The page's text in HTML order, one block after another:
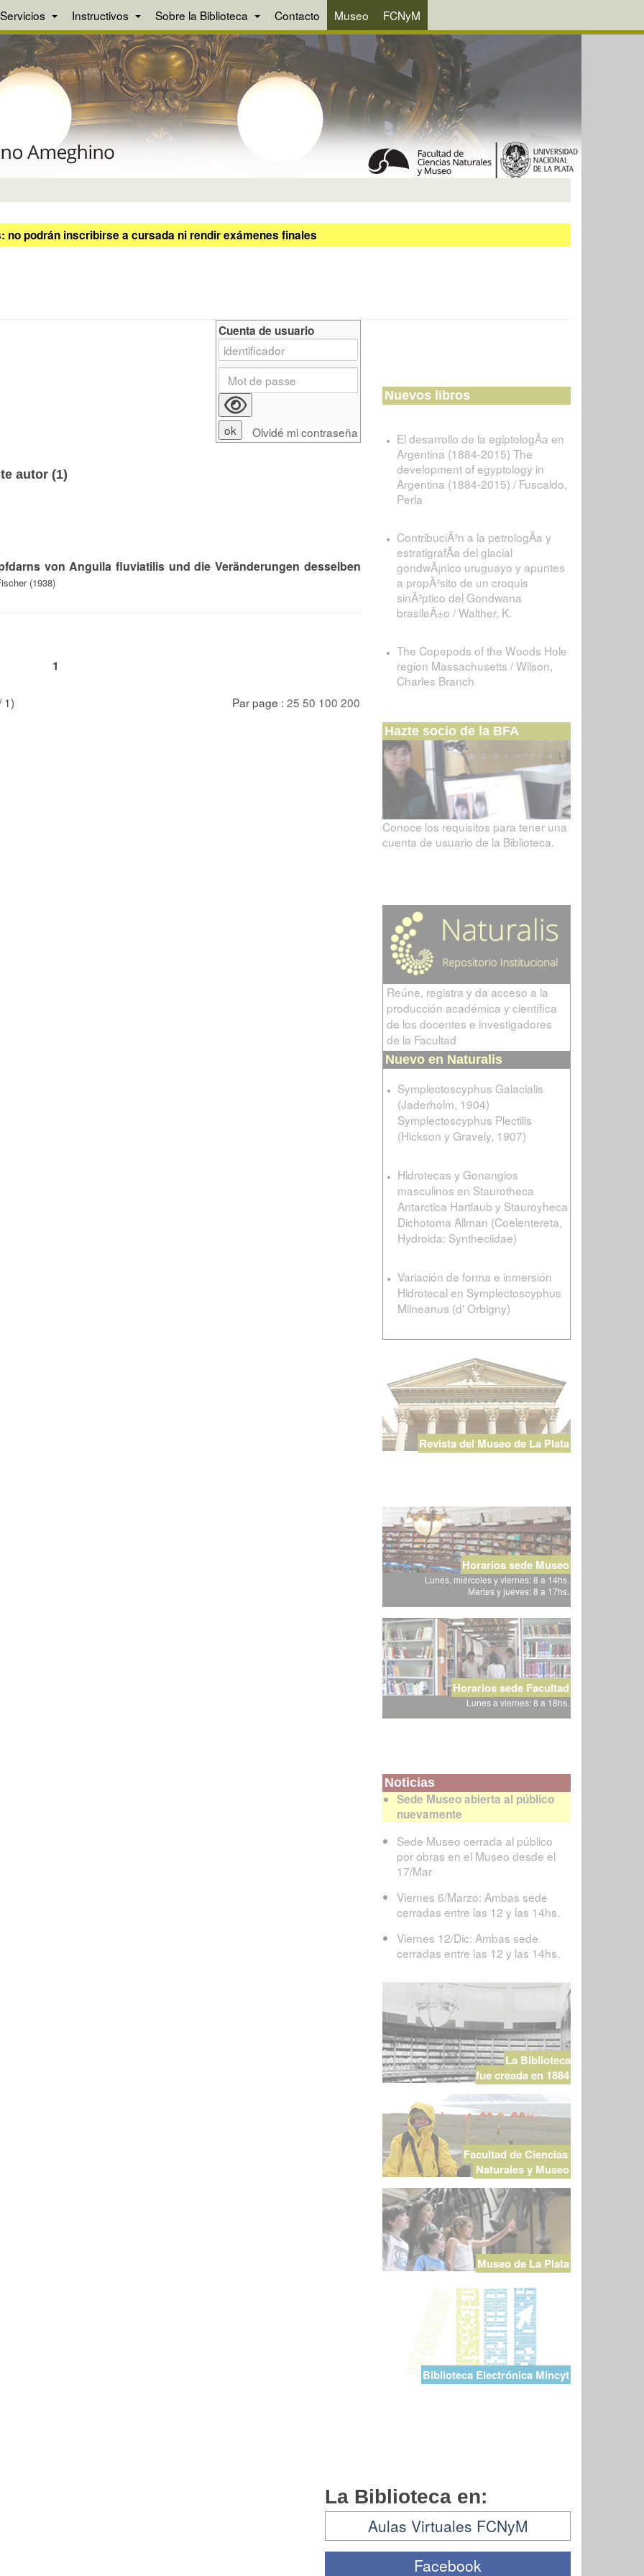
Servicios Instructivos Sobre la Biblioteca Contacto Museo FCNyM
podrán inscribirse a cursada ni rendir exámenes finales
autor (1)
von Anguila fluviatilis und die Veränderungen desselben
(1938)
1
1) Par page : 25 50 100 200
Cuenta de usuario
Olvidé mi contraseña
Nuevos libros
El desarrollo de la egiptologÃ­a en
Argentina (1884-2015) The
development of egyptology in
Argentina (1884-2015) / Fuscaldo,
Perla
ContribuciÃ³n a la petrologÃ­a y
estratigrafÃ­a del glacial
gondwÃ¡nico uruguayo y apuntes
a propÃ³sito de un croquis
sinÃ³ptico del Gondwana
brasileÃ±o / Walther, K.
The Copepods of the Woods Hole
region Massachusetts / Wilson,
Charles Branch
Hazte socio de la BFA
Conoce los requisitos para tener una
cuenta de usuario de la Biblioteca.
Reúne, registra y da acceso a la
producción académica y científica
de los docentes e investigadores
de la Facultad
Nuevo en Naturalis
Symplectoscyphus Galacialis
(Jaderholm, 1904)
Symplectoscyphus Plectilis
(Hickson y Gravely, 1907)
Hidrotecas y Gonangios
masculinos en Staurotheca
Antarctica Hartlaub y Stauroyheca
Dichotoma Allman (Coelentereta,
Hydroida: Syntheciidae)
Variación de forma e inmersión
Hidrotecal en Symplectoscyphus
Milneanus (d' Orbigny)
Revista del Museo de La Plata
Horarios sede Museo
Lunes, miércoles y viernes: 8 a 14hs.
Martes y jueves: 8 a 17hs.
Horarios sede Facultad
Lunes a viernes: 8 a 18hs.
Noticias
Sede Museo abierta al público
nuevamente
Sede Museo cerrada al público
por obras en el Museo desde el
17/Mar
Viernes 6/Marzo: Ambas sede
cerradas entre las 12 y las 14hs.
Viernes 12/Dic: Ambas sede
cerradas entre las 12 y las 14hs.
La Biblioteca
fue creada en 1884
Facultad de Ciencias
Naturales y Museo
Museo de La Plata
Biblioteca Electrónica Mincyt
La Biblioteca en:
Aulas Virtuales FCNyM
Facebook